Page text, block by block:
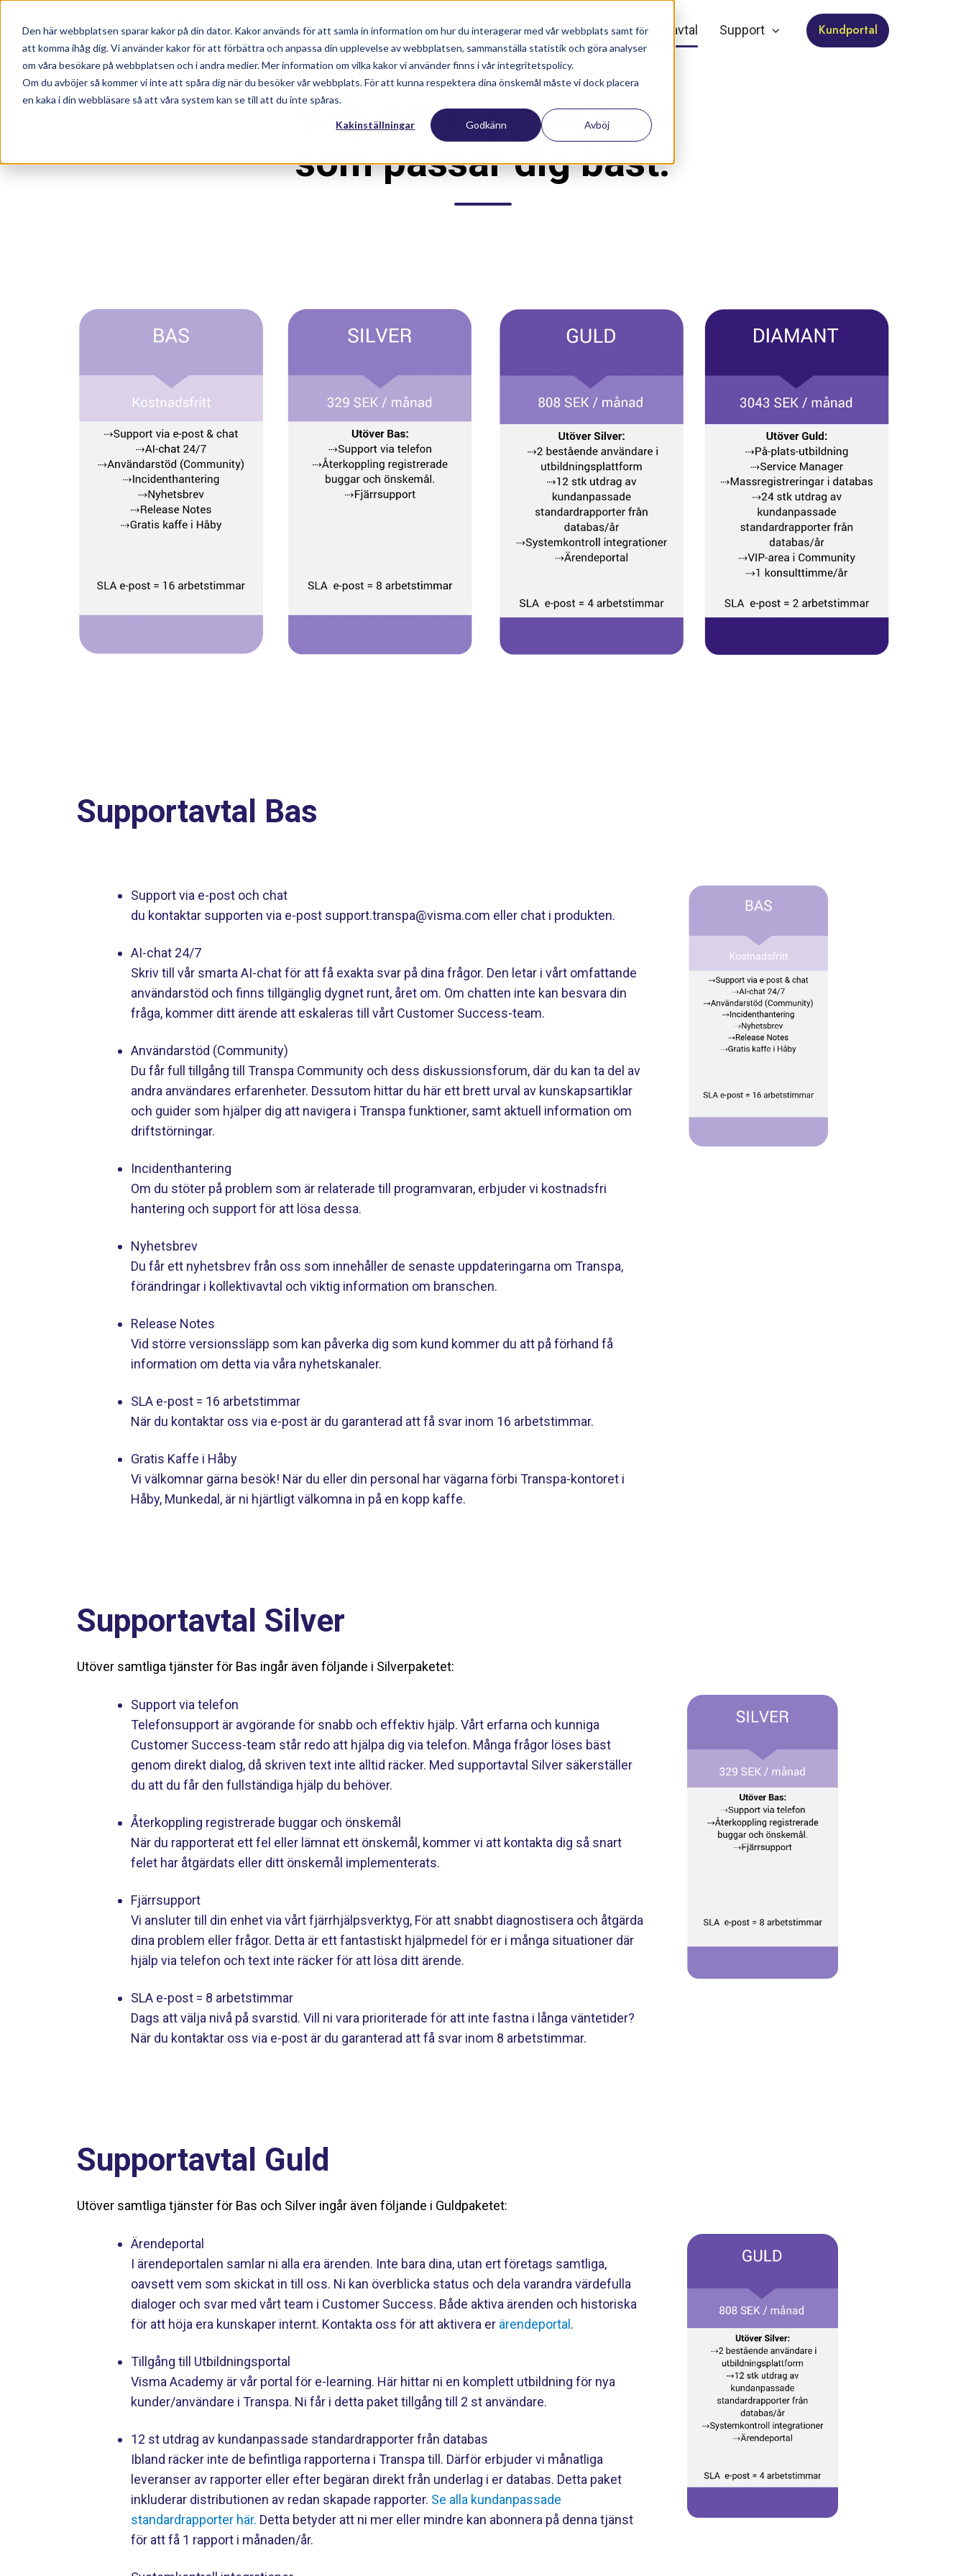
Den här webbplatsen sparar kakor på din dator. Kakor används för att samla in information om hur du interagerar med vår webbplats samt för
att komma ihåg dig. Vi använder kakor för att förbättra och anpassa din upplevelse av webbplatsen, sammanställa statistik och göra analyser
om våra besökare på webbplatsen och i andra medier. Mer information om vilka kakor vi använder finns i vår integritetspolicy.
Om du avböjer så kommer vi inte att spåra dig när du besöker vår webbplats. För att kunna respektera dina önskemål måste vi dock placera
en kaka i din webbläsare så att våra system kan se till att du inte spåras.
Kakinställningar Godkänn Avböj
Nyhetsartiklar Utbildningar Supportavtal Support Kundportal
Välj det supportavtal
som passar dig bäst.
Supportavtal Bas
Support via e-post och chat
du kontaktar supporten via e-post support.transpa@visma.com eller chat i produkten.
AI-chat 24/7
Skriv till vår smarta AI-chat för att få exakta svar på dina frågor. Den letar i vårt omfattande
användarstöd och finns tillgänglig dygnet runt, året om. Om chatten inte kan besvara din
fråga, kommer ditt ärende att eskaleras till vårt Customer Success-team.
Användarstöd (Community)
Du får full tillgång till Transpa Community och dess diskussionsforum, där du kan ta del av
andra användares erfarenheter. Dessutom hittar du här ett brett urval av kunskapsartiklar
och guider som hjälper dig att navigera i Transpa funktioner, samt aktuell information om
driftstörningar.
Incidenthantering
Om du stöter på problem som är relaterade till programvaran, erbjuder vi kostnadsfri
hantering och support för att lösa dessa.
Nyhetsbrev
Du får ett nyhetsbrev från oss som innehåller de senaste uppdateringarna om Transpa,
förändringar i kollektivavtal och viktig information om branschen.
Release Notes
Vid större versionssläpp som kan påverka dig som kund kommer du att på förhand få
information om detta via våra nyhetskanaler.
SLA e-post = 16 arbetstimmar
När du kontaktar oss via e-post är du garanterad att få svar inom 16 arbetstimmar.
Gratis Kaffe i Håby
Vi välkomnar gärna besök! När du eller din personal har vägarna förbi Transpa-kontoret i
Håby, Munkedal, är ni hjärtligt välkomna in på en kopp kaffe.
Supportavtal Silver
Utöver samtliga tjänster för Bas ingår även följande i Silverpaketet:
Support via telefon
Telefonsupport är avgörande för snabb och effektiv hjälp. Vårt erfarna och kunniga
Customer Success-team står redo att hjälpa dig via telefon. Många frågor löses bäst
genom direkt dialog, då skriven text inte alltid räcker. Med supportavtal Silver säkerställer
du att du får den fullständiga hjälp du behöver.
Återkoppling registrerade buggar och önskemål
När du rapporterat ett fel eller lämnat ett önskemål, kommer vi att kontakta dig så snart
felet har åtgärdats eller ditt önskemål implementerats.
Fjärrsupport
Vi ansluter till din enhet via vårt fjärrhjälpsverktyg, För att snabbt diagnostisera och åtgärda
dina problem eller frågor. Detta är ett fantastiskt hjälpmedel för er i många situationer där
hjälp via telefon och text inte räcker för att lösa ditt ärende.
SLA e-post = 8 arbetstimmar
Dags att välja nivå på svarstid. Vill ni vara prioriterade för att inte fastna i långa väntetider?
När du kontaktar oss via e-post är du garanterad att få svar inom 8 arbetstimmar.
Supportavtal Guld
Utöver samtliga tjänster för Bas och Silver ingår även följande i Guldpaketet:
Ärendeportal
I ärendeportalen samlar ni alla era ärenden. Inte bara dina, utan ert företags samtliga,
oavsett vem som skickat in till oss. Ni kan överblicka status och dela varandra värdefulla
dialoger och svar med vårt team i Customer Success. Både aktiva ärenden och historiska
för att höja era kunskaper internt. Kontakta oss för att aktivera er ärendeportal .
Tillgång till Utbildningsportal
Visma Academy är vår portal för e-learning. Här hittar ni en komplett utbildning för nya
kunder/användare i Transpa. Ni får i detta paket tillgång till 2 st användare.
12 st utdrag av kundanpassade standardrapporter från databas
Ibland räcker inte de befintliga rapporterna i Transpa till. Därför erbjuder vi månatliga
leveranser av rapporter eller efter begäran direkt från underlag i er databas. Detta paket
inkluderar distributionen av redan skapade rapporter. Se alla kundanpassade
standardrapporter här. Detta betyder att ni mer eller mindre kan abonnera på denna tjänst
för att få 1 rapport i månaden/år.